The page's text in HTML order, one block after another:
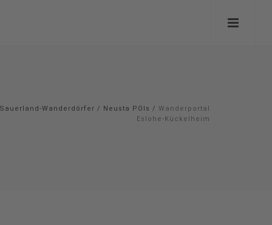
Sauerland-Wanderdörfer / Neusta POIs / Wanderportal
Eslohe-Kückelheim